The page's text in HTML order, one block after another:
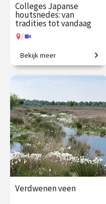
Colleges Japanse
houtsnedes: van
tradities tot vandaag
/
Eeuwenoude kunstvorm en
vakmanschap.
€ 145.00
nov.
/ Op locatie of online
Bekijk meer
Verdwenen veen